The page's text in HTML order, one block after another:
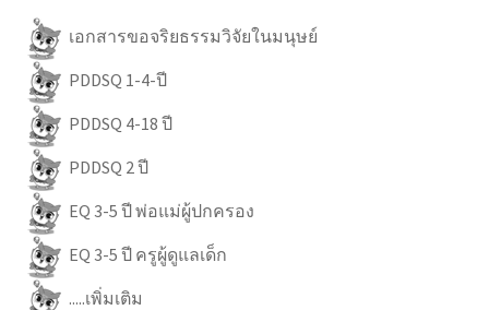
เอกสารขอจริยธรรมวิจัยในมนุษย์
PDDSQ 1-4-ปี
PDDSQ 4-18 ปี
PDDSQ 2 ปี
EQ 3-5 ปี พ่อแม่ผู้ปกครอง
EQ 3-5 ปี ครูผู้ดูแลเด็ก
.....เพิ่มเติม